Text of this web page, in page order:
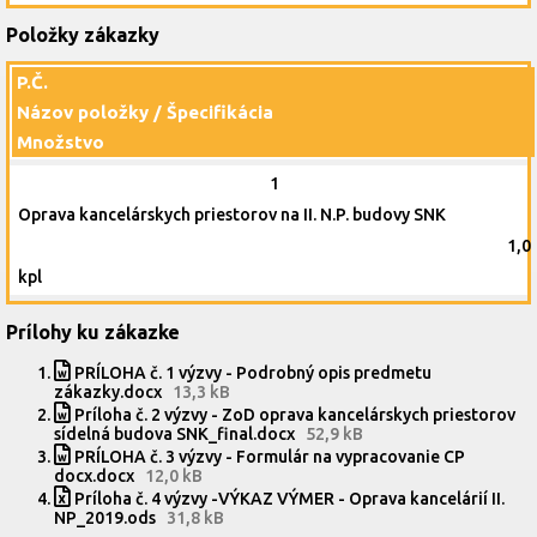
Položky zákazky
P.Č.
Názov položky / Špecifikácia
Množstvo
1
Oprava kancelárskych priestorov na II. N.P. budovy SNK
1,0
kpl
Prílohy ku zákazke
PRÍLOHA č. 1 výzvy - Podrobný opis predmetu
zákazky.docx 13,3 kB
Príloha č. 2 výzvy - ZoD oprava kancelárskych priestorov
sídelná budova SNK_final.docx 52,9 kB
PRÍLOHA č. 3 výzvy - Formulár na vypracovanie CP
docx.docx 12,0 kB
Príloha č. 4 výzvy -VÝKAZ VÝMER - Oprava kancelárií II.
NP_2019.ods 31,8 kB